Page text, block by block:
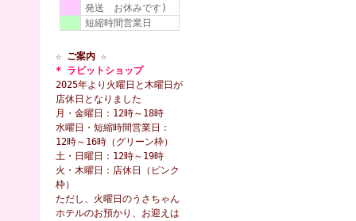
発送 お休みです)
短縮時間営業日
☆ ご案内 ☆
* ラビットショップ
2025年より火曜日と木曜日が
店休日となりました
月・金曜日：12時～18時
水曜日・短縮時間営業日：
12時～16時（グリーン枠）
土・日曜日：12時～19時
火・木曜日：店休日（ピンク
枠）
ただし、火曜日のうさちゃん
ホテルのお預かり、お迎えは